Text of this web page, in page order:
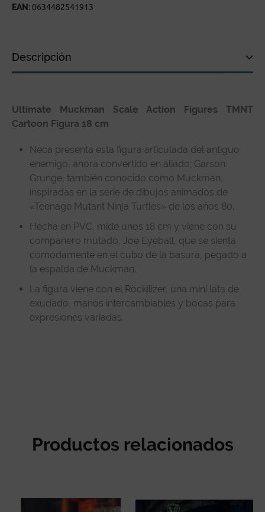
EAN: 0634482541913
Descripción
Especificaciones técnicas
Ultimate Muckman Scale Action Figures TMNT
Cartoon Figura 18 cm
Neca presenta esta figura articulada del antiguo
enemigo, ahora convertido en aliado; Garson
Grunge, también conocido como Muckman,
inspiradas en la serie de dibujos animados de
«Teenage Mutant Ninja Turtles» de los años 80.
Hecha en PVC, mide unos 18 cm y viene con su
compañero mutado, Joe Eyeball, que se sienta
cómodamente en el cubo de la basura, pegado a
la espalda de Muckman.
La figura viene con el Rockilizer, una mini lata de
exudado, manos intercambiables y bocas para
expresiones variadas.
Productos relacionados